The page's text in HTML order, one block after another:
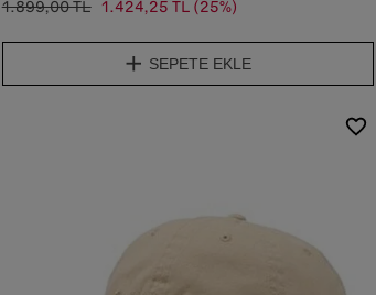
1.899,00 TL 1.424,25 TL (25%)
SEPETE EKLE